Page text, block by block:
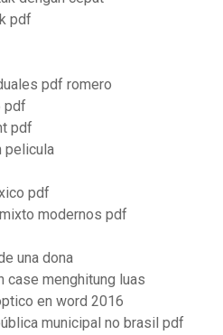
pdf
pdf romero
pdf
pdf
pelicula
pdf
modernos pdf
una dona
case menghitung luas
en word 2016
municipal no brasil pdf